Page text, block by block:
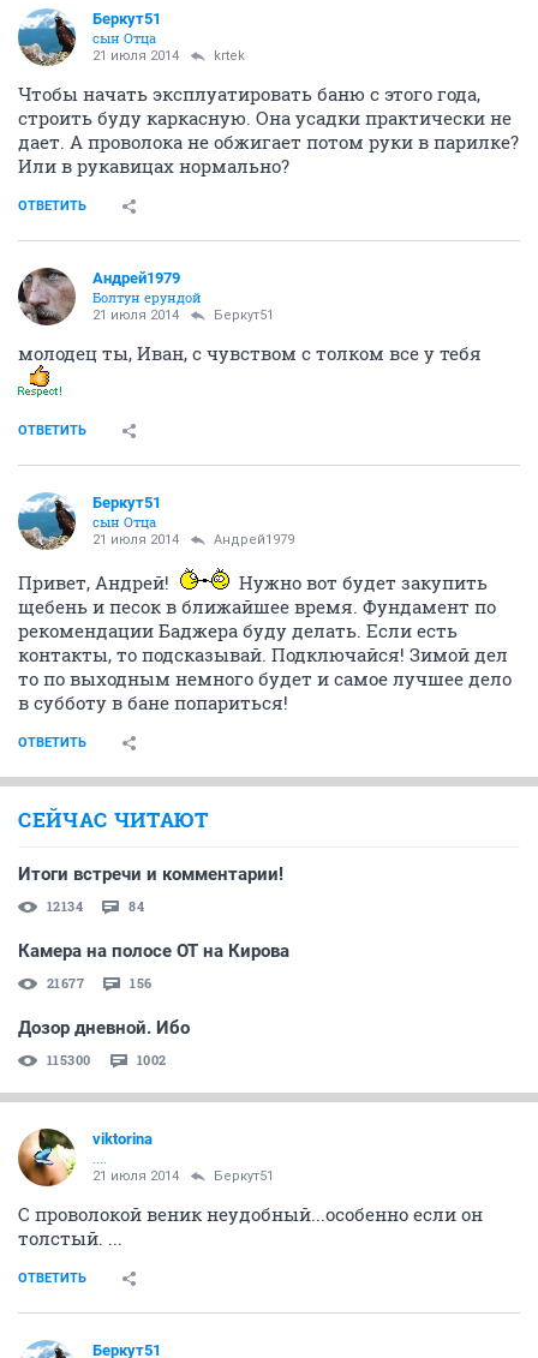
Беркут51
сын Отца
21 июля 2014 krtek
Чтобы начать эксплуатировать баню с этого года,
строить буду каркасную. Она усадки практически не
дает. А проволока не обжигает потом руки в парилке?
Или в рукавицах нормально?
ОТВЕТИТЬ
Андрей1979
Болтун ерундой
21 июля 2014 Беркут51
молодец ты, Иван, с чувством с толком все у тебя
ОТВЕТИТЬ
Беркут51
сын Отца
21 июля 2014 Андрей1979
Привет, Андрей!
Нужно вот будет закупить
щебень и песок в ближайшее время. Фундамент по
рекомендации Баджера буду делать. Если есть
контакты, то подсказывай. Подключайся! Зимой дел
то по выходным немного будет и самое лучшее дело
в субботу в бане попариться!
ОТВЕТИТЬ
СЕЙЧАС ЧИТАЮТ
Итоги встречи и комментарии!
12134 84
Камера на полосе ОТ на Кирова
21677 156
Дозор дневной. Ибо
115300 1002
viktorina
....
21 июля 2014 Беркут51
С проволокой веник неудобный...особенно если он
толстый. ...
ОТВЕТИТЬ
Беркут51